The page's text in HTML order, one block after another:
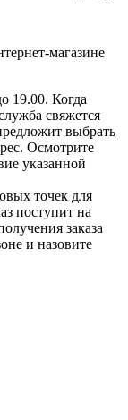
магазине
19.00. Когда
свяжется
выбрать
Осмотрите
указанной
точек для
поступит на
заказа
и назовите